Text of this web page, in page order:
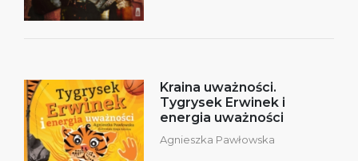
Kraina uważności.
Tygrysek Erwinek i
energia uważności
Agnieszka Pawłowska